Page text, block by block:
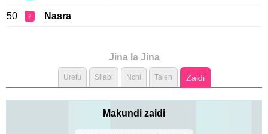
50 ♀ Nasra
Jina la Jina
Urefu Silabi Nchi Talen Zaidi
Makundi zaidi